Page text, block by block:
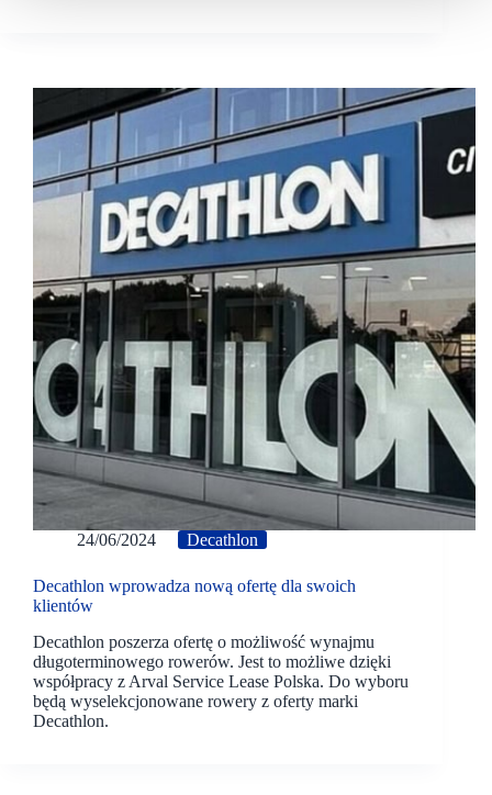
24/06/2024 Decathlon
Decathlon wprowadza nową ofertę dla swoich
klientów
Decathlon poszerza ofertę o możliwość wynajmu
długoterminowego rowerów. Jest to możliwe dzięki
współpracy z Arval Service Lease Polska. Do wyboru
będą wyselekcjonowane rowery z oferty marki
Decathlon.